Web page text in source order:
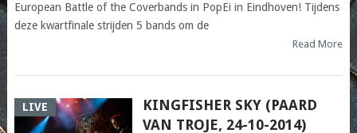
European Battle of the Coverbands in PopEi in Eindhoven! Tijdens
deze kwartfinale strijden 5 bands om de
Read More
LIVE
KINGFISHER SKY (PAARD
VAN TROJE, 24-10-2014)